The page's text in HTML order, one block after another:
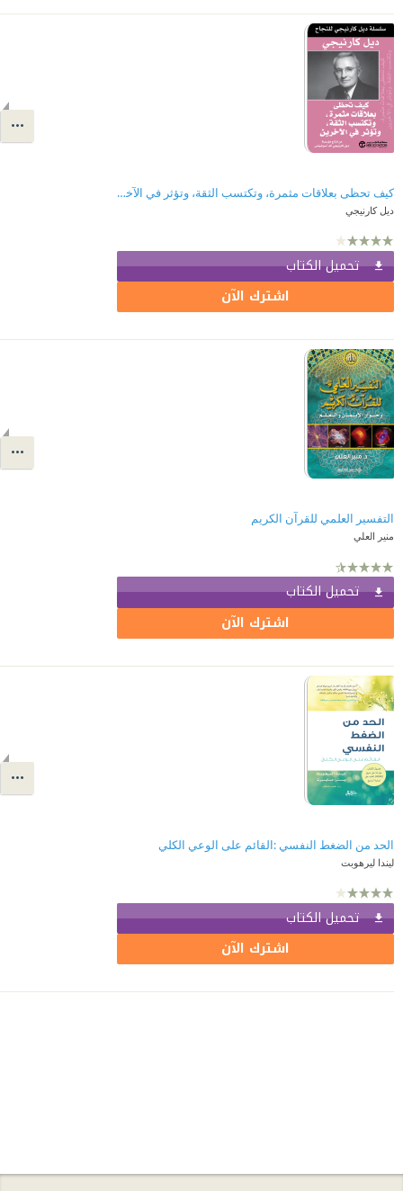
كيف تحظى بعلاقات مثمرة، وتكتسب الثقة، وتؤثر في الآخرين | How to Have Rewarding Relationships, Win Trust and Influence People
ديل كارنيجي
تحميل الكتاب
اشترك الآن
التفسير العلمي للقرآن الكريم
منير العلي
تحميل الكتاب
اشترك الآن
الحد من الضغط النفسي :القائم على الوعي الكلي
ليندا ليرهوبت
تحميل الكتاب
اشترك الآن